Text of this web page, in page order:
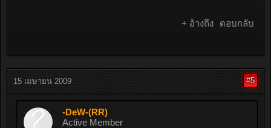
+ อ้างถึง ตอบกลับ
15 เมษายน 2009 #5
-DeW-(RR)
Active Member